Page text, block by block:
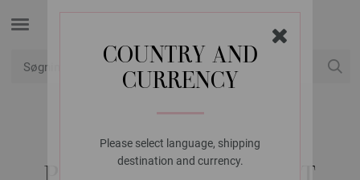
COUNTRY AND
CURRENCY
Please select language, shipping
destination and currency.
LANA GROSSA